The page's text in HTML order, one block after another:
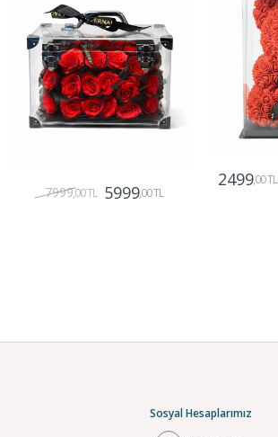
7999,00 TL 5999,00 TL
2499,00 TL
Sosyal Hesaplarımız